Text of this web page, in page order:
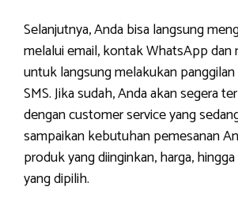
Selanjutnya, Anda bisa langsung
melalui email, kontak WhatsApp
untuk langsung melakukan
SMS. Jika sudah, Anda akan segera
dengan customer service yang
sampaikan kebutuhan pemesanan
produk yang diinginkan, harga,
yang dipilih.